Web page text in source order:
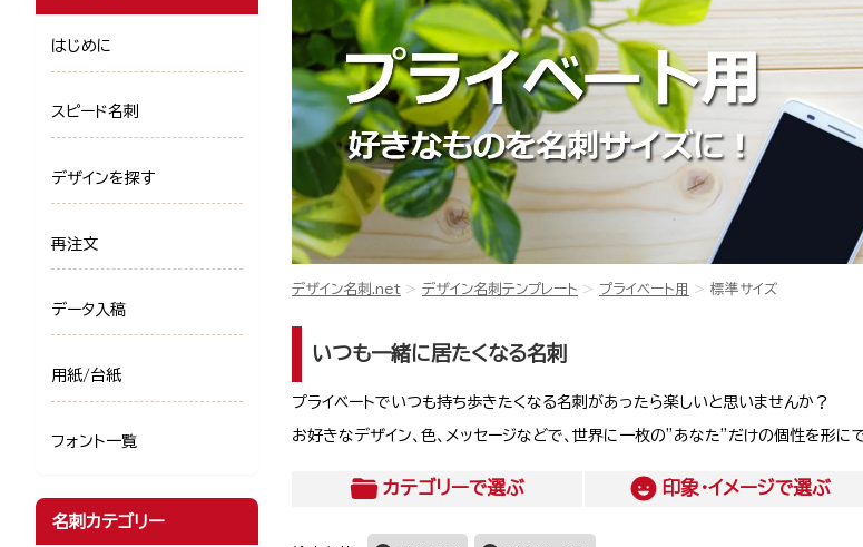
デザイン名刺.net デザイン名刺テンプレート プライベート用 標準サイズ
いつも一緒に居たくなる名刺
プライベートでいつも持ち歩きたくなる名刺があったら楽しいと思いませんか？
お好きなデザイン、色、メッセージなどで、世界に一枚の”あなた”だけの個性を形に
カテゴリーで選ぶ 印象・イメージで選ぶ
はじめに
スピード名刺
デザインを探す
再注文
データ入稿
用紙/台紙
フォント一覧
名刺カテゴリー